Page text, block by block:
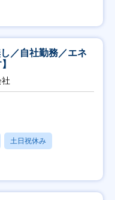
／自社勤務／エネ
土日祝休み